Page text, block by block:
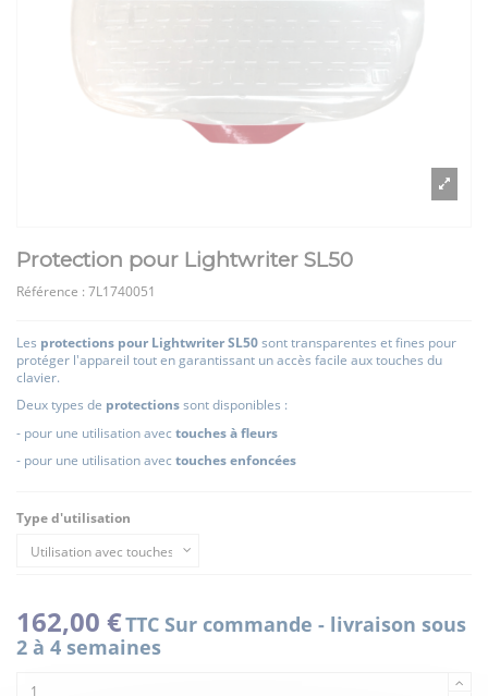
Protection pour Lightwriter SL50
Référence : 7L1740051
Les protections pour Lightwriter SL50sont transparentes et fines pour
protéger l'appareil tout en garantissant un accès facile aux touches du
clavier.
Deux types de protectionssont disponibles :
- pour une utilisation avec touches à fleurs
- pour une utilisation avec touches enfoncées
Type d'utilisation
162,00 €TTC Sur commande - livraison sous
2 à 4 semaines